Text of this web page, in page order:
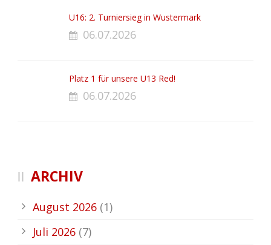
U16: 2. Turniersieg in Wustermark
06.07.2026
Platz 1 für unsere U13 Red!
06.07.2026
ARCHIV
August 2026 (1)
Juli 2026 (7)